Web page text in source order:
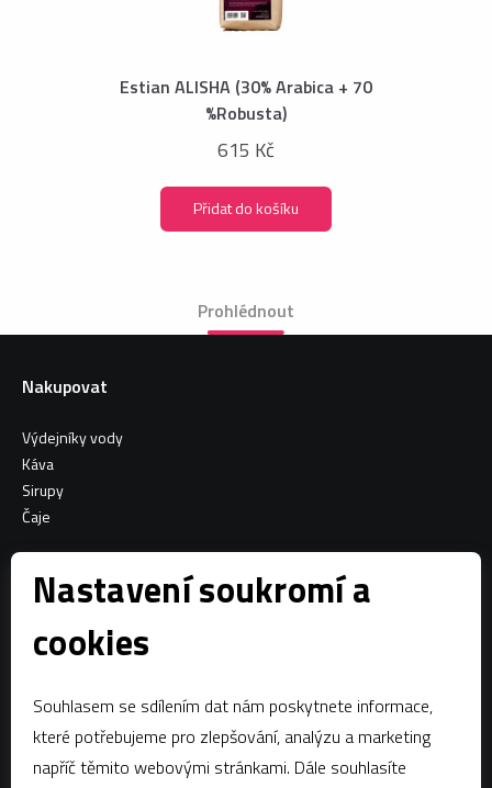
Nastavení soukromí a
cookies
Souhlasem se sdílením dat nám poskytnete informace,
které potřebujeme pro zlepšování, analýzu a marketing
napříč těmito webovými stránkami. Dále souhlasíte
Estian ALISHA (30% Arabica + 70
%Robusta)
615 Kč
Přidat do košíku
Prohlédnout
Nakupovat
Výdejníky vody
Káva
Sirupy
Čaje
Facebook
Kontaktujte nás